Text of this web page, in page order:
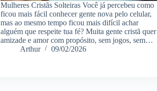
Mulheres Cristãs Solteiras Você já percebeu como
ficou mais fácil conhecer gente nova pelo celular,
mas ao mesmo tempo ficou mais difícil achar
alguém que respeite tua fé? Muita gente cristã quer
amizade e amor com propósito, sem jogos, sem…
Arthur
09/02/2026